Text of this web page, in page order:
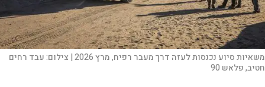
משאיות סיוע נכנסות לעזה דרך מעבר רפיח, מרץ 2026 | צילום:עבד רחים
חטיב, פלאש 90